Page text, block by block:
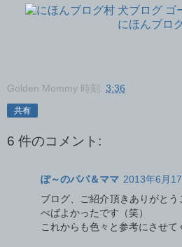
にほんブロ
Golden Mommy 時刻: 3:36
共有
6 件のコメント:
ぽ～のパパ＆ママ 2013年6月
ブログ、ご紹介頂きありがと
べばよかったです（笑）
これからも色々と参考にさせて